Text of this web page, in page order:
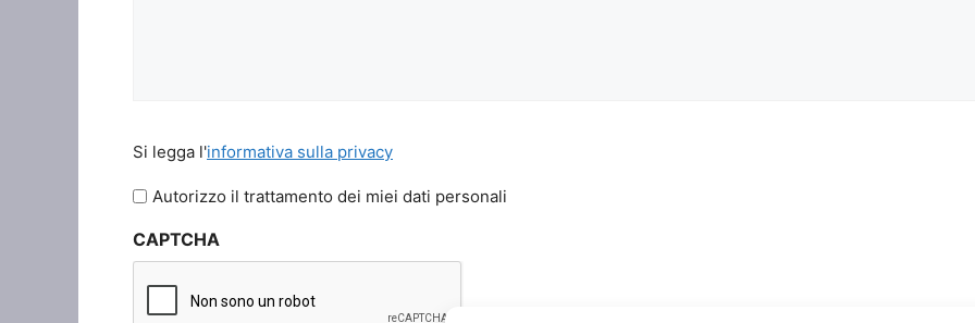
legga
l'informativa
privacy
Si legga l'informativa sulla privacy
Autorizzo il trattamento dei miei dati personali
CAPTCHA